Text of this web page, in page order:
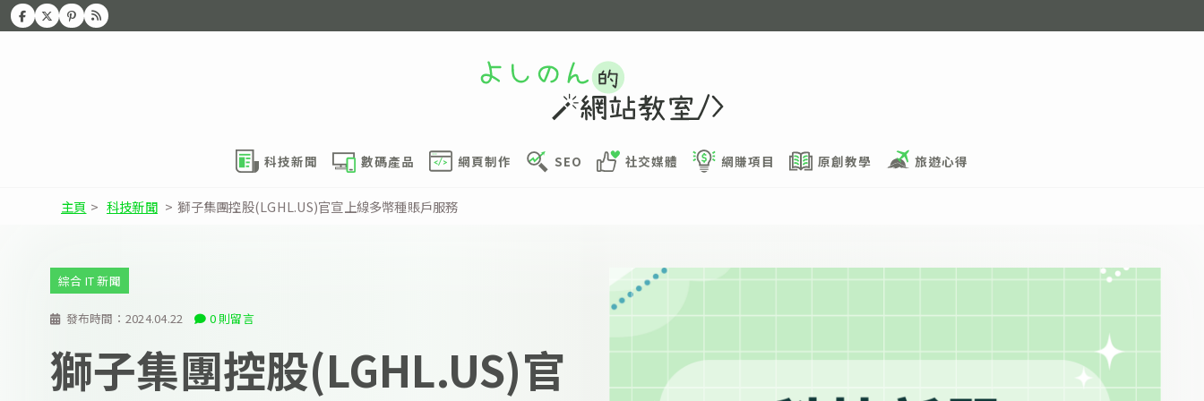
科技新聞 數碼產品 網頁制作 SEO 社交媒體 網賺項目 原創教學 旅遊心得
主頁 > 科技新聞 > 獅子集團控股(LGHL.US)官宣上線多幣種賬戶服務
發布時間： 2024.04.22 0 則留言
綜合 IT 新聞
獅子集團控股(LGHL.US)官